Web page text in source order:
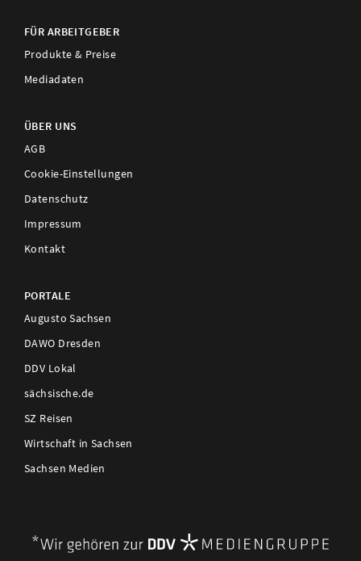
FÜR ARBEITGEBER
Produkte & Preise
Mediadaten
ÜBER UNS
AGB
Cookie-Einstellungen
Datenschutz
Impressum
Kontakt
PORTALE
Augusto Sachsen
DAWO Dresden
DDV Lokal
sächsische.de
SZ Reisen
Wirtschaft in Sachsen
Sachsen Medien